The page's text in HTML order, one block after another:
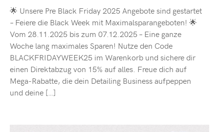
🌟 Unsere Pre Black Friday 2025 Angebote sind gestartet
– Feiere die Black Week mit Maximalsparangeboten! 🌟
Vom 28.11.2025 bis zum 07.12.2025 – Eine ganze
Woche lang maximales Sparen! Nutze den Code
BLACKFRIDAYWEEK25 im Warenkorb und sichere dir
einen Direktabzug von 15% auf alles. Freue dich auf
Mega-Rabatte, die dein Detailing Business aufpeppen
und deine […]